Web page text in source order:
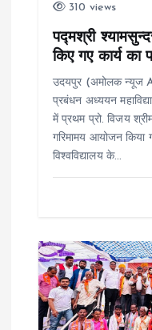
310 views
पद्मश्री
किए गए कार्य का
उदयपुर (अमोलक न्यूज
प्रबंधन अध्ययन
में प्रथम प्रो. विजय
गरिमामय आयोजन किया
विश्वविद्यालय के…